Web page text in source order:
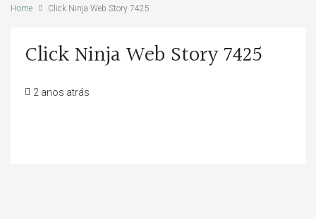
Home Click Ninja Web Story 7425
Click Ninja Web Story 7425
2 anos atrás